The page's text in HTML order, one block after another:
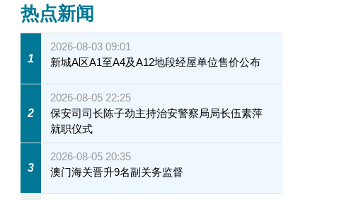
热点新闻
1
2026-08-03 09:01
新城A区A1至A4及A12地段经屋单位售价公布
2
2026-08-05 22:25
保安司司长陈子劲主持治安警察局局长伍素萍
就职仪式
3
2026-08-05 20:35
澳门海关晋升9名副关务监督